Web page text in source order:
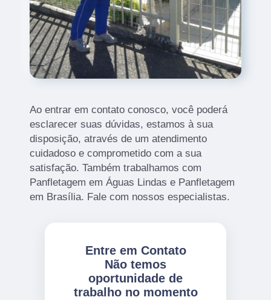
Ao entrar em contato conosco, você poderá
esclarecer suas dúvidas, estamos à sua
disposição, através de um atendimento
cuidadoso e comprometido com a sua
satisfação. Também trabalhamos com
Panfletagem em Águas Lindas e Panfletagem
em Brasília. Fale com nossos especialistas.
Entre em Contato
Não temos
oportunidade de
trabalho no momento